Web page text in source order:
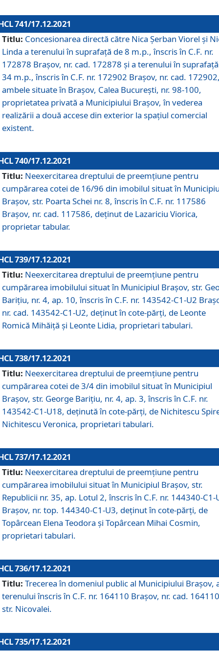
741/17.12.2021
Titlu: Concesionarea directă către Nica Șerban Viorel și
Linda a terenului în suprafață de 8 m.p., înscris în C.F. nr.
172878 Brașov, nr. cad. 172878 și a terenului în
34 m.p., înscris în C.F. nr. 172902 Brașov, nr. cad.
ambele situate în Brașov, Calea București, nr. 98-100,
proprietatea privată a Municipiului Brașov, în vederea
realizării a două accese din exterior la spațiul comercial
existent.
740/17.12.2021
Titlu: Neexercitarea dreptului de preemţiune pentru
cumpărarea cotei de 16/96 din imobilul situat în
Braşov, str. Poarta Schei nr. 8, înscris în C.F. nr. 117586
Brașov, nr. cad. 117586, deținut de Lazariciu Viorica,
proprietar tabular.
739/17.12.2021
Titlu: Neexercitarea dreptului de preemţiune pentru
cumpărarea imobilului situat în Municipiul Braşov, str.
Barițiu, nr. 4, ap. 10, înscris în C.F. nr. 143542-C1-U2
nr. cad. 143542-C1-U2, deținut în cote-părți, de Leonte
Romică Mihăiță și Leonte Lidia, proprietari tabulari.
738/17.12.2021
Titlu: Neexercitarea dreptului de preemţiune pentru
cumpărarea cotei de 3/4 din imobilul situat în Municipiul
Braşov, str. George Barițiu, nr. 4, ap. 3, înscris în C.F. nr.
143542-C1-U18, deținută în cote-părți, de Nichitescu
Nichitescu Veronica, proprietari tabulari.
737/17.12.2021
Titlu: Neexercitarea dreptului de preemţiune pentru
cumpărarea imobilului situat în Municipiul Braşov, str.
Republicii nr. 35, ap. Lotul 2, înscris în C.F. nr. 144340-C1-
Brașov, nr. top. 144340-C1-U3, deținut în cote-părți, de
Topârcean Elena Teodora și Topârcean Mihai Cosmin,
proprietari tabulari.
736/17.12.2021
Titlu: Trecerea în domeniul public al Municipiului Braşov,
terenului înscris în C.F. nr. 164110 Brașov, nr. cad.
str. Nicovalei.
735/17.12.2021